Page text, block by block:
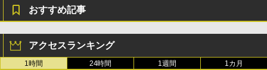
おすすめ記事
アクセスランキング
1時間 24時間 1週間 1カ月